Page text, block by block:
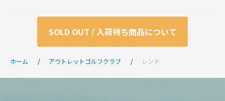
SOLD OUT / 入荷待ち商品について
ホーム アウトレットゴルフクラブ レンチ